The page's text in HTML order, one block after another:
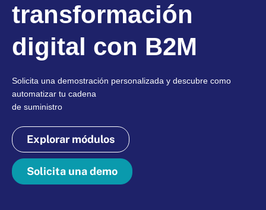
transformación
digital con B2M
Solicita una demostración personalizada y descubre como
automatizar tu cadena
de suministro
Explorar módulos
Solicita una demo